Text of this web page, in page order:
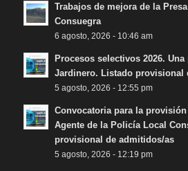
Trabajos de mejora de la
Consuegra
6 agosto, 2026 - 10:46 am
Procesos selectivos 2026.
Jardinero. Listado provisional
5 agosto, 2026 - 12:55 pm
Convocatoria para la
Agente de la Policía Local
provisional de admitidos/as
5 agosto, 2026 - 12:19 pm